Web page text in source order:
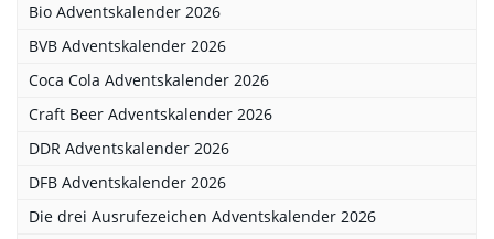
Bio Adventskalender 2026
BVB Adventskalender 2026
Coca Cola Adventskalender 2026
Craft Beer Adventskalender 2026
DDR Adventskalender 2026
DFB Adventskalender 2026
Die drei Ausrufezeichen Adventskalender 2026